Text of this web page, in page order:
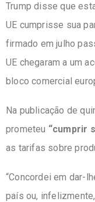
Trump disse que
UE cumprisse sua
firmado em julho
UE chegaram a um
bloco comercial
Na publicação de
prometeu “cumprir
as tarifas sobre
“Concordei em dar-
país ou,